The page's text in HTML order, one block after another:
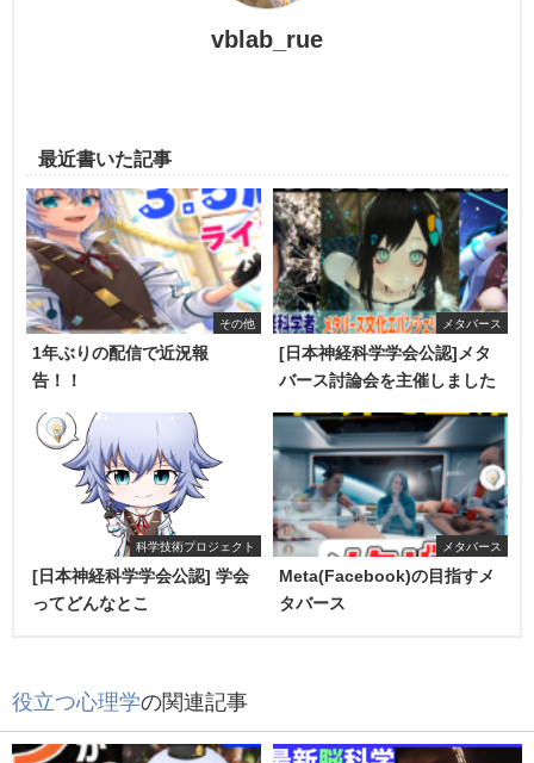
vblab_rue
最近書いた記事
その他
1年ぶりの配信で近況報
告！！
メタバース
[日本神経科学学会公認]メタ
バース討論会を主催しました
科学技術プロジェクト
[日本神経科学学会公認] 学会
ってどんなとこ
メタバース
Meta(Facebook)の目指すメ
タバース
役立つ心理学の関連記事